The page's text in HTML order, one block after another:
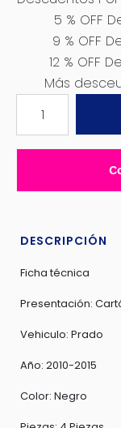
5 % OFF
9 % OFF
12 % OFF
Más
NEGRO
PARA
PIEZAS
LTY04201509
cantidad
DESCRIPCIÓN
Ficha técnica
Presentación:
Vehiculo: Prado
Año: 2010-2015
Color: Negro